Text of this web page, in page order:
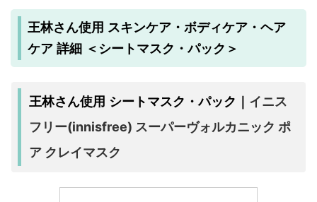
王林さん使用 スキンケア・ボディケア・ヘア
ケア 詳細 ＜シートマスク・パック＞
王林さん使用 シートマスク・パック｜ イニス
フリー(innisfree) スーパーヴォルカニック ポ
ア クレイマスク